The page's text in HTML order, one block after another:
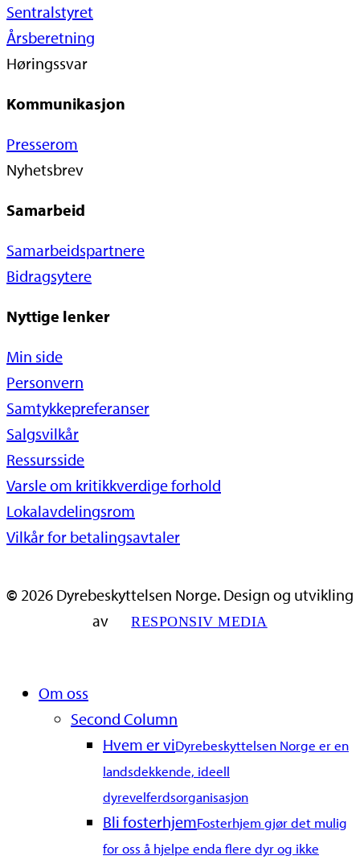
Sentralstyret
Årsberetning
Høringssvar
Kommunikasjon
Presserom
Nyhetsbrev
Samarbeid
Samarbeidspartnere
Bidragsytere
Nyttige lenker
Min side
Personvern
Samtykkepreferanser
Salgsvilkår
Ressursside
Varsle om kritikkverdige forhold
Lokalavdelingsrom
Vilkår for betalingsavtaler
© 2026 Dyrebeskyttelsen Norge. Design og utvikling
av
RESPONSIV MEDIA
MenuOm oss
Second Column
Hvem er viDyrebeskyttelsen Norge er en
landsdekkende, ideell
dyrevelferdsorganisasjon
Bli fosterhjemFosterhjem gjør det mulig
for oss å hjelpe enda flere dyr og ikke